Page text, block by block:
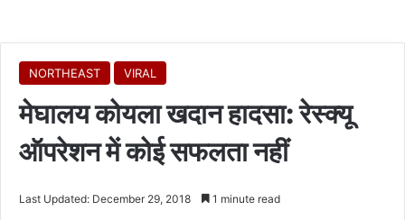
NORTHEAST VIRAL
मेघालय कोयला खदान हादसा: रेस्क्यू
ऑपरेशन में कोई सफलता नहीं
Last Updated: December 29, 2018 1 minute read